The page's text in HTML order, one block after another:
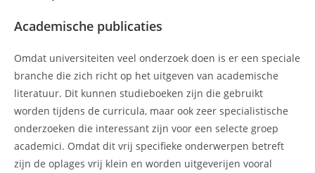
Academische publicaties
Omdat universiteiten veel onderzoek doen is er een speciale
branche die zich richt op het uitgeven van academische
literatuur. Dit kunnen studieboeken zijn die gebruikt
worden tijdens de curricula, maar ook zeer specialistische
onderzoeken die interessant zijn voor een selecte groep
academici. Omdat dit vrij specifieke onderwerpen betreft
zijn de oplages vrij klein en worden uitgeverijen vooral